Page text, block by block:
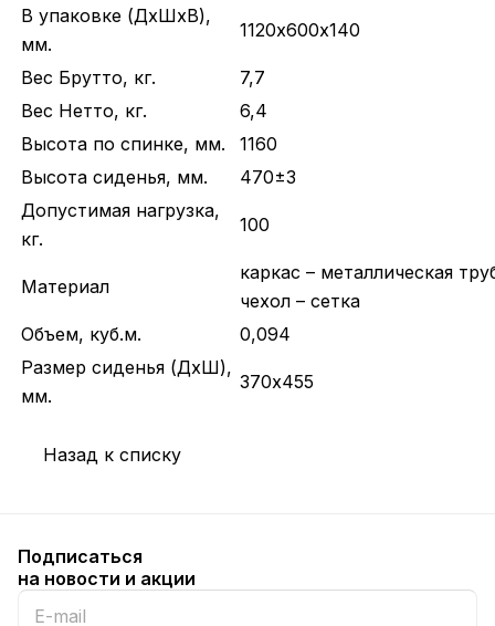
В упаковке (ДхШхВ),
мм.
1120х600х140
Вес Брутто, кг.
7,7
Вес Нетто, кг.
6,4
Высота по спинке, мм.
1160
Высота сиденья, мм.
470±3
Допустимая нагрузка,
кг.
100
Материал
каркас – металлическая
чехол – сетка
Объем, куб.м.
0,094
Размер сиденья (ДхШ),
мм.
370х455
Назад к списку
Подписаться
на новости и акции